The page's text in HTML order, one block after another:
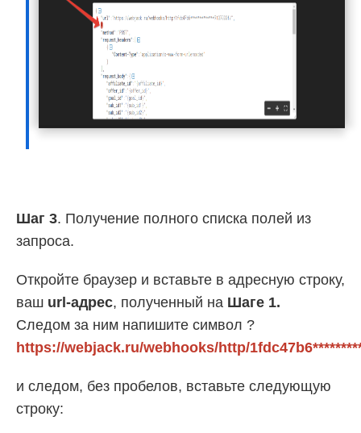
Шаг 3. Получение полного списка полей из
запроса.
Откройте браузер и вставьте в адресную строку,
ваш url-адрес, полученный на Шаге 1.
Следом за ним напишите символ ?
https://webjack.ru/webhooks/http/
и следом, без пробелов, вставьте следующую
строку: